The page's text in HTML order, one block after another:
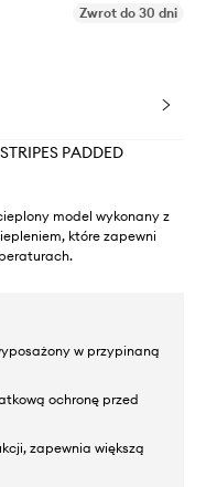
Zwrot do 30 dni
PADDED
model wykonany z
które zapewni
w przypinaną
ochronę przed
zapewnia większą